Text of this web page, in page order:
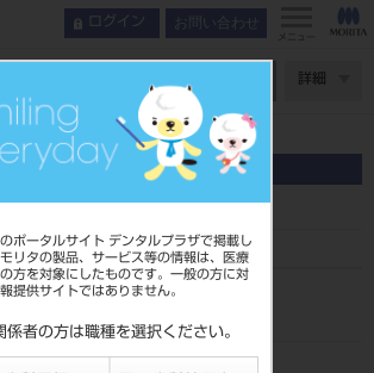
ポータルサイト デンタルプラザで掲載し
モリタの製品、サービス等の情報は、医療
方を対象にしたものです。一般の方に対
提供サイトではありません。
係者の方は職種を選択ください。
ログイン お問い合わせ
メニュー
詳細
片刃 角柄
お問い合わせ
品目コード